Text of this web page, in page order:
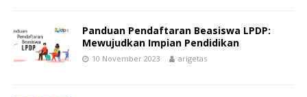
Panduan Pendaftaran Beasiswa LPDP:
Mewujudkan Impian Pendidikan
10 November 2023 arigetas